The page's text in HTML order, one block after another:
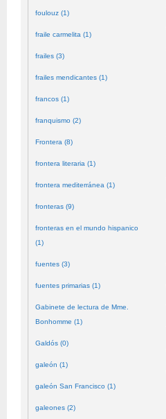
foulouz (1)
fraile carmelita (1)
frailes (3)
frailes mendicantes (1)
francos (1)
franquismo (2)
Frontera (8)
frontera literaria (1)
frontera mediterránea (1)
fronteras (9)
fronteras en el mundo hispanico
(1)
fuentes (3)
fuentes primarias (1)
Gabinete de lectura de Mme.
Bonhomme (1)
Galdós (0)
galeón (1)
galeón San Francisco (1)
galeones (2)